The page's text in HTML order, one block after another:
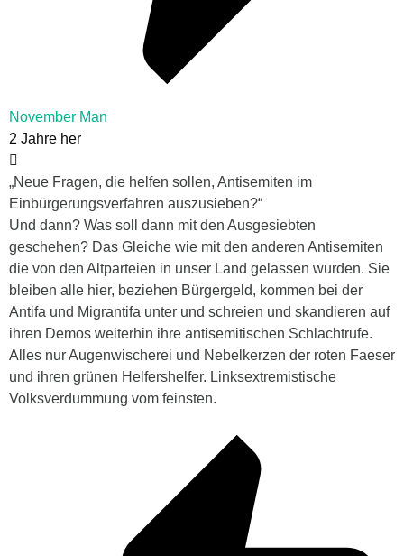
November Man
2 Jahre her
„Neue Fragen, die helfen sollen, Antisemiten im
Einbürgerungsverfahren auszusieben?“
Und dann? Was soll dann mit den Ausgesiebten
geschehen? Das Gleiche wie mit den anderen Antisemiten
die von den Altparteien in unser Land gelassen wurden. Sie
bleiben alle hier, beziehen Bürgergeld, kommen bei der
Antifa und Migrantifa unter und schreien und skandieren auf
ihren Demos weiterhin ihre antisemitischen Schlachtrufe.
Alles nur Augenwischerei und Nebelkerzen der roten Faeser
und ihren grünen Helfershelfer. Linksextremistische
Volksverdummung vom feinsten.